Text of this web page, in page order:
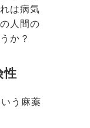
は病気
人間の
か？
性
う麻薬